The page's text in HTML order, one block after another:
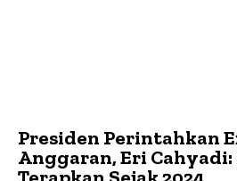
Presiden Perintahkan
Anggaran, Eri